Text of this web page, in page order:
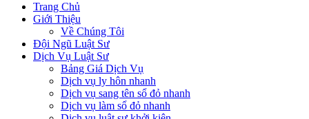
Trang Chủ
Giới Thiệu
Về Chúng Tôi
Đội Ngũ Luật Sư
Dịch Vụ Luật Sư
Bảng Giá Dịch Vụ
Dịch vụ ly hôn nhanh
Dịch vụ sang tên sổ đỏ nhanh
Dịch vụ làm sổ đỏ nhanh